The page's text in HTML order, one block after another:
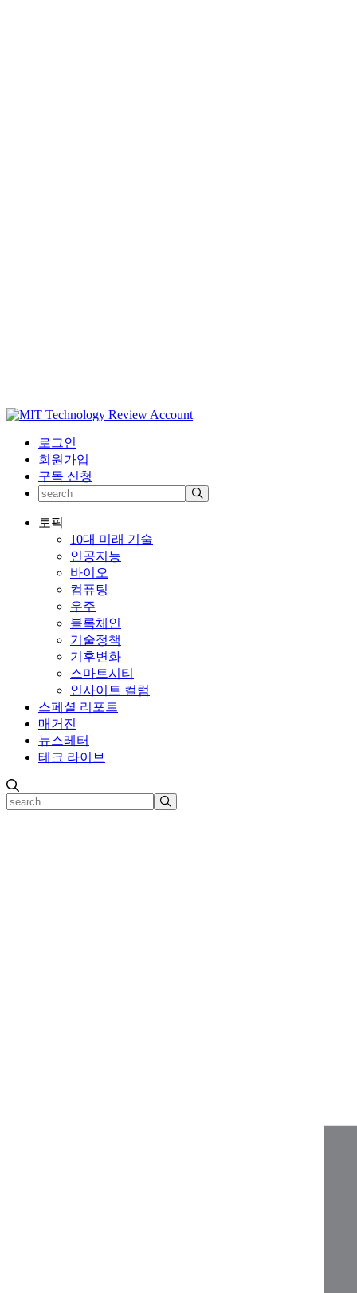
로그인
회원가입
구독 신청
토픽
10대 미래 기술
인공지능
바이오
컴퓨팅
우주
블록체인
기술정책
기후변화
스마트시티
인사이트 컬럼
스페셜 리포트
매거진
뉴스레터
테크 라이브